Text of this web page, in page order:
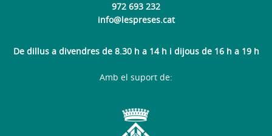
972 693 232
info@lespreses.cat
De dillus a divendres de 8.30 h a 14 h i dijous de 16 h a 19 h
Amb el suport de: